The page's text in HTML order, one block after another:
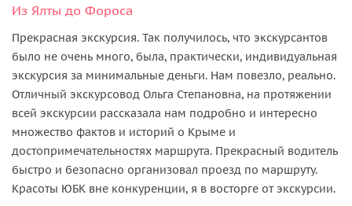
Из Ялты до Фороса
Прекрасная экскурсия. Так получилось, что экскурсантов
было не очень много, была, практически, индивидуальная
экскурсия за минимальные деньги. Нам повезло, реально.
Отличный экскурсовод Ольга Степановна, на протяжении
всей экскурсии рассказала нам подробно и интересно
множество фактов и историй о Крыме и
достопримечательностях маршрута. Прекрасный водитель
быстро и безопасно организовал проезд по маршруту.
Красоты ЮБК вне конкуренции, я в восторге от экскурсии.